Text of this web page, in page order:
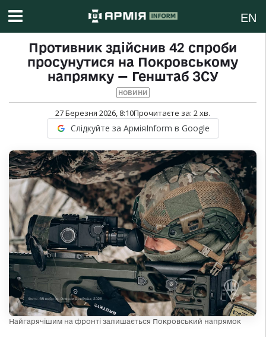
EN
Противник здійснив 42 спроби
просунутися на Покровському
напрямку — Генштаб ЗСУ
НОВИНИ
27 Березня 2026, 8:10Прочитаєте за: 2хв.
Слідкуйте за АрміяInform в Google
Найгарячішим на фронті залишається Покровський напрямок